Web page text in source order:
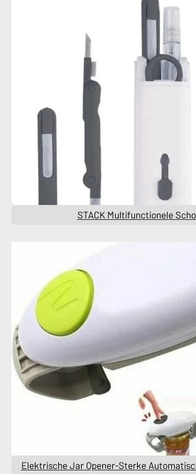
STACK Multifunctionele
Elektrische Jar Opener-Sterke